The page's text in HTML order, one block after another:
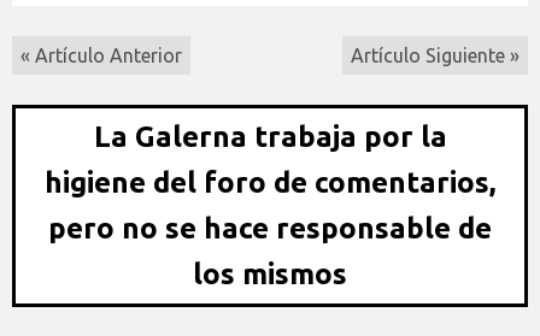
« Artículo Anterior Artículo Siguiente »
La Galerna trabaja por la
higiene del foro de comentarios,
pero no se hace responsable de
los mismos